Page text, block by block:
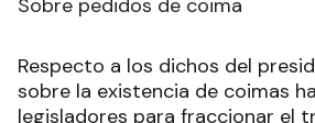
Sobre pedidos de coima
Respecto a los dichos del
sobre la existencia de coimas
legisladores para fraccionar el